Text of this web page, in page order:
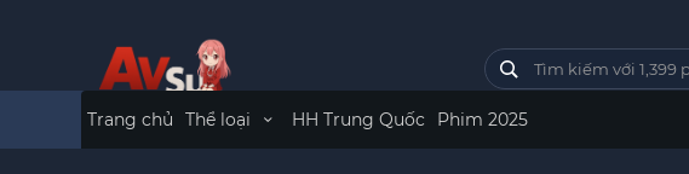
Trang chủ Thể loại HH Trung Quốc Phim 2025